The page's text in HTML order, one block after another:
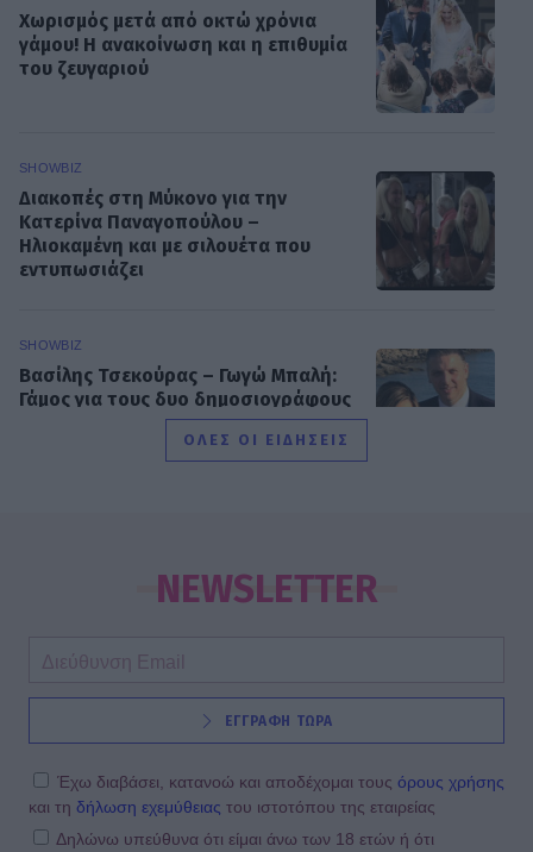
Χωρισμός μετά από οκτώ χρόνια
γάμου! Η ανακοίνωση και η επιθυμία
του ζευγαριού
SHOWBIZ
Διακοπές στη Μύκονο για την
Κατερίνα Παναγοπούλου –
Ηλιοκαμένη και με σιλουέτα που
εντυπωσιάζει
SHOWBIZ
Βασίλης Τσεκούρας – Γωγώ Μπαλή:
Γάμος για τους δυο δημοσιογράφους
του Mega - Πότε παντρεύονται
στιγμή με την κόρη της που
ξεχώρισε – Η Ερωφίλη «κλέβει» την
SHOWBIZ
«Ευλογία τα παιδιά» - Η σπάνια
κόρη! Μαζί στο τιμόνι της βάρκας
ΟΛΕΣ ΟΙ ΕΙΔΗΣΕΙΣ
NEWSLETTER
ΕΓΓΡΑΦΗ ΤΩΡΑ
Έχω διαβάσει, κατανοώ και αποδέχομαι τους όρους χρήσης
και τη δήλωση εχεμύθειας του ιστοτόπου της εταιρείας
Δηλώνω υπεύθυνα ότι είμαι άνω των 18 ετών ή ότι